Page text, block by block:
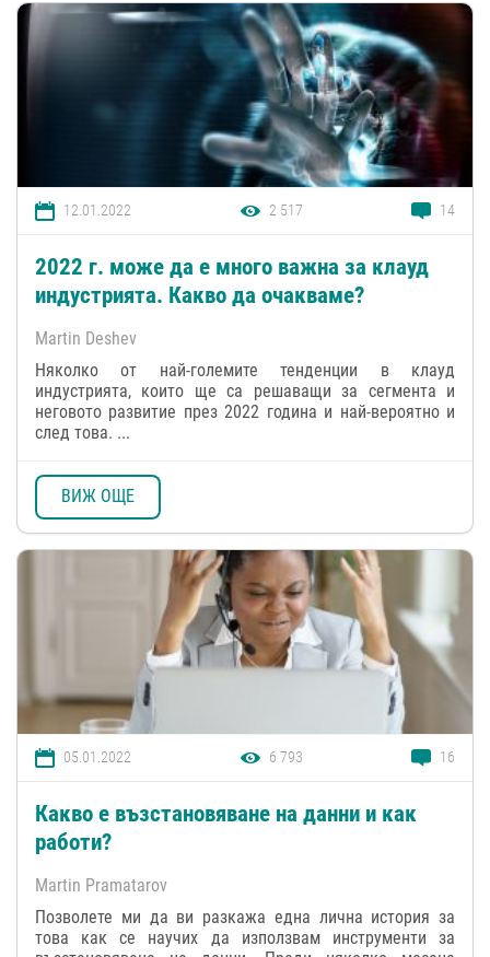
12.01.2022 2 517 14
2022 г. може да е много важна за клауд
индустрията. Какво да очакваме?
Martin Deshev
Няколко от най-големите тенденции в клауд
индустрията, които ще са решаващи за сегмента и
неговото развитие през 2022 година и най-вероятно и
след това. ...
ВИЖ ОЩЕ
05.01.2022 6 793 16
Какво е възстановяване на данни и как
работи?
Martin Pramatarov
Позволете ми да ви разкажа една лична история за
това как се научих да използвам инструменти за